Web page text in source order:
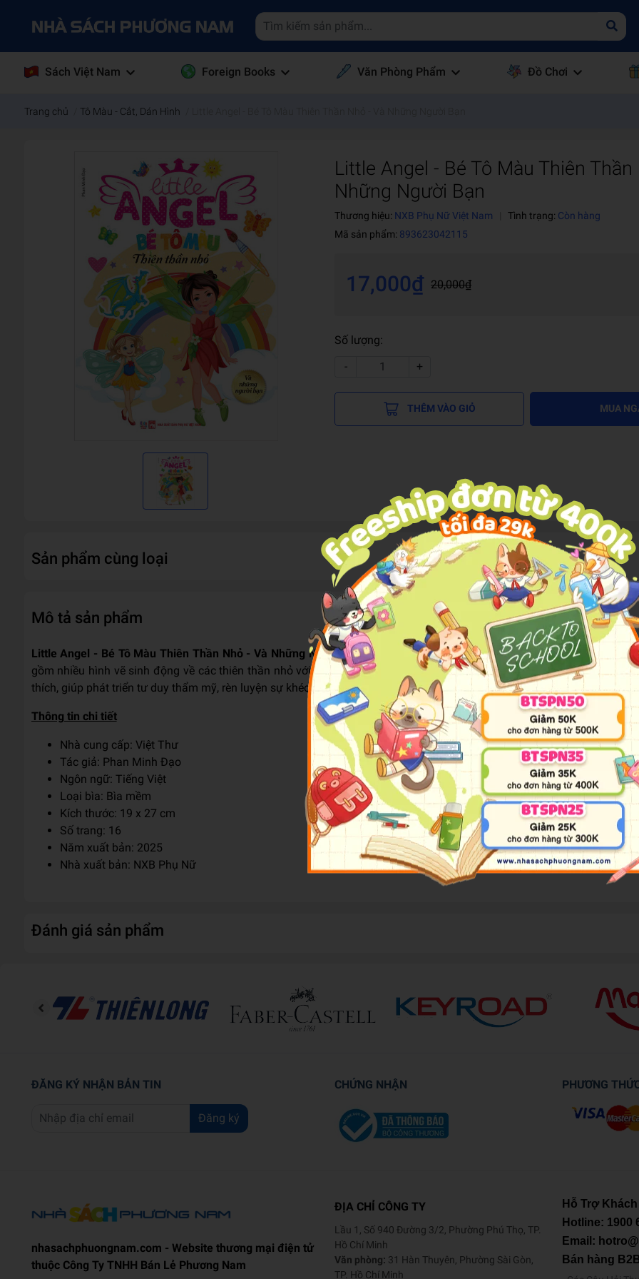
Sách Việt Nam Foreign Books Văn Phòng Phẩm Đồ Chơi
Trang chủ Tô Màu - Cắt, Dán Hình
Little Angel - Bé Tô Màu Thiên Thần
Những Người Bạn
Thương hiệu: NXB Phụ Nữ Việt Nam Tình trạng: Còn hàng
Mã sản phẩm: 893623042115
17,000₫ 20,000₫
Số lượng:
-
+
THÊM VÀO GIỎ MUA
Sản phẩm cùng loại
Mô tả sản phẩm
Little Angel - Bé Tô Màu Thiên Thần Nhỏ - Và Những Người Bạnlà cuốn sách tô màu dành cho các bé yêu thích
gồm nhiều hình vẽ sinh động về các thiên thần nhỏ với trang phục ấn tượng, biểu cảm tự tin và phong cách thời
thích, giúp phát triển tư duy thẩm mỹ, rèn luyện sự khéo léo và tăng khả năng tập trung. Đây là lựa chọn lý tưởng để bé
Thông tin chi tiết
Nhà cung cấp: Việt Thư
Tác giả: Phan Minh Đạo
Ngôn ngữ: Tiếng Việt
Loại bìa: Bìa mềm
Kích thước: 19 x 27 cm
Số trang: 16
Năm xuất bản: 2025
Nhà xuất bản: NXB Phụ Nữ
Đánh giá sản phẩm
ĐĂNG KÝ NHẬN BẢN TIN
Đăng ký
CHỨNG NHẬN PHƯƠNG
nhasachphuongnam.com - Website thương mại điện tử
thuộc Công Ty TNHH Bán Lẻ Phương Nam
ĐỊA CHỈ CÔNG TY
Lầu 1, Số 940 Đường 3/2, Phường Phú Thọ, TP.
Hồ Chí Minh
Văn phòng: 31 Hàn Thuyên, Phường Sài Gòn,
TP. Hồ Chí Minh
Hỗ Trợ
Hotline: 1900
Email:
Bán hàng